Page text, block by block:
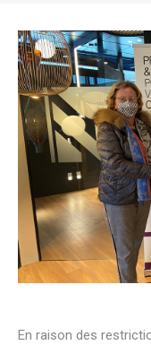
En raison des